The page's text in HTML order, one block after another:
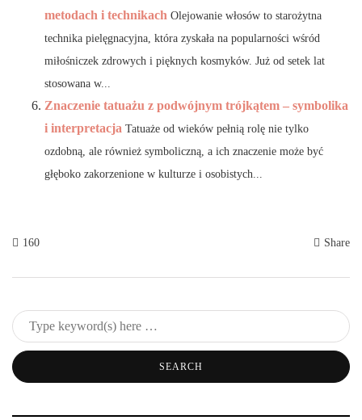
metodach i technikach Olejowanie włosów to starożytna
technika pielęgnacyjna, która zyskała na popularności wśród
miłośniczek zdrowych i pięknych kosmyków. Już od setek lat
stosowana w...
Znaczenie tatuażu z podwójnym trójkątem – symbolika
i interpretacja Tatuaże od wieków pełnią rolę nie tylko
ozdobną, ale również symboliczną, a ich znaczenie może być
głęboko zakorzenione w kulturze i osobistych...
160 Share